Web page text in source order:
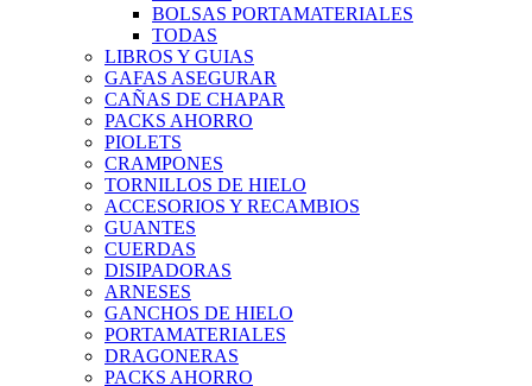
BOLSAS PORTAMATERIALES
TODAS
LIBROS Y GUIAS
GAFAS ASEGURAR
CAÑAS DE CHAPAR
PACKS AHORRO
PIOLETS
CRAMPONES
TORNILLOS DE HIELO
ACCESORIOS Y RECAMBIOS
GUANTES
CUERDAS
DISIPADORAS
ARNESES
GANCHOS DE HIELO
PORTAMATERIALES
DRAGONERAS
PACKS AHORRO